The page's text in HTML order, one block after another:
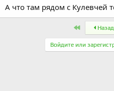
А что там рядом с Кулевчей
First Назад
Войдите или